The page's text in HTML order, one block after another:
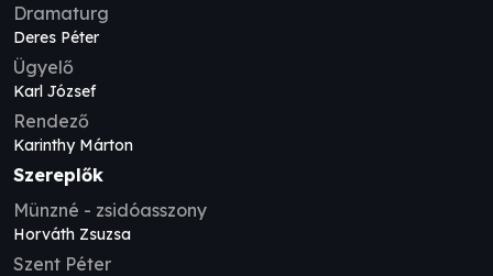
Dramaturg
Deres Péter
Ügyelő
Karl József
Rendező
Karinthy Márton
Szereplők
Münzné - zsidóasszony
Horváth Zsuzsa
Szent Péter